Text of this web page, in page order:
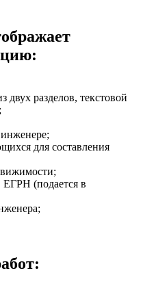
двух разделов, текстовой
для составления
ЕГРН (подается в